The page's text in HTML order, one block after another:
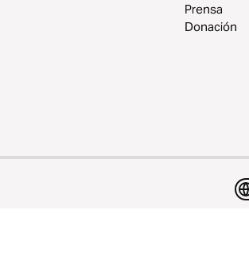
Prensa
Donación